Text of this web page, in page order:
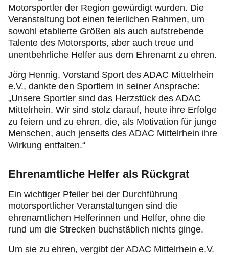
Motorsportler der Region gewürdigt wurden. Die
Veranstaltung bot einen feierlichen Rahmen, um
sowohl etablierte Größen als auch aufstrebende
Talente des Motorsports, aber auch treue und
unentbehrliche Helfer aus dem Ehrenamt zu ehren.
Jörg Hennig, Vorstand Sport des ADAC Mittelrhein
e.V., dankte den Sportlern in seiner Ansprache:
„Unsere Sportler sind das Herzstück des ADAC
Mittelrhein. Wir sind stolz darauf, heute ihre Erfolge
zu feiern und zu ehren, die, als Motivation für junge
Menschen, auch jenseits des ADAC Mittelrhein ihre
Wirkung entfalten.“
Ehrenamtliche Helfer als Rückgrat
Ein wichtiger Pfeiler bei der Durchführung
motorsportlicher Veranstaltungen sind die
ehrenamtlichen Helferinnen und Helfer, ohne die
rund um die Strecken buchstäblich nichts ginge.
Um sie zu ehren, vergibt der ADAC Mittelrhein e.V.